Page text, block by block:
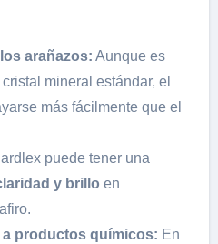
arañazos: Aunque es
mineral estándar, el
más fácilmente que el
puede tener una
y brillo en
a productos químicos: En